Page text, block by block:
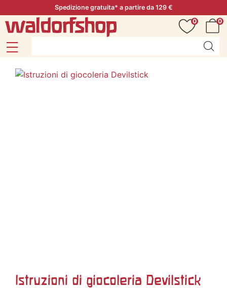
Spedizione gratuita* a partire da 129 €
0
0
Istruzioni di giocoleria Devilstick